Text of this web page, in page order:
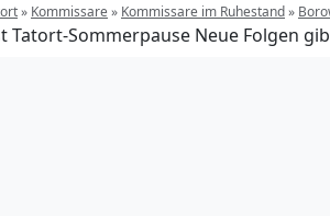
» Kommissare» Kommissare im Ruhestand»
Tatort-Sommerpause Neue Folgen